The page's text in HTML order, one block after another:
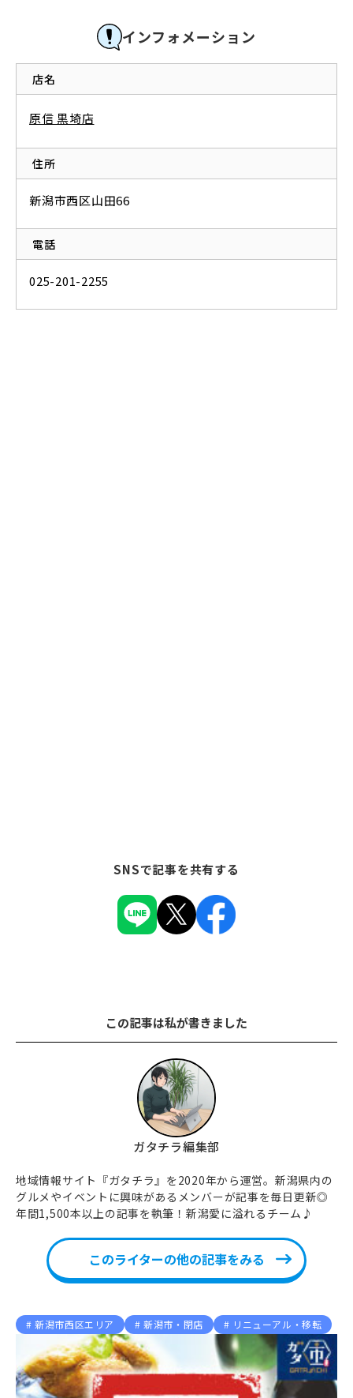
インフォメーション
店名
原信 黒埼店
住所
新潟市西区山田66
電話
025-201-2255
SNSで記事を共有する
この記事は私が書きました
ガタチラ編集部
地域情報サイト『ガタチラ』を2020年から運営。新潟県内の
グルメやイベントに興味があるメンバーが記事を毎日更新◎
年間1,500本以上の記事を執筆！新潟愛に溢れるチーム♪
このライターの他の記事をみる
新潟市西区エリア 新潟市・閉店 リニューアル・移転